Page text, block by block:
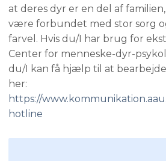
at deres dyr er en del af
være forbundet med stor sorg
farvel. Hvis du/I har brug for
Center for menneske-dyr-
du/I kan få hjælp til at
her:
https://
hotline